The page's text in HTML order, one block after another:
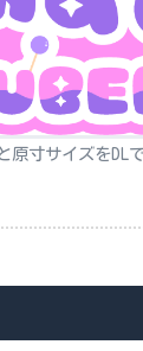
原寸サイズをDL